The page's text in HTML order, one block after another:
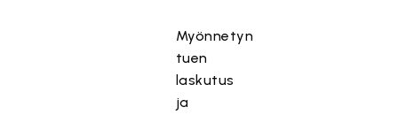
Myönnetyn
tuen
laskutus
ja